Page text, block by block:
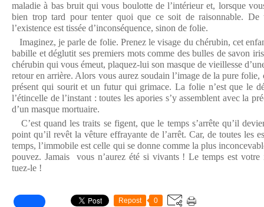
maladie à bas bruit qui vous boulotte de l’intérieur et, lorsque
bien trop tard pour tenter quoi que ce soit de raisonnable. De
l’existence est tissée d’inconséquence, sinon de folie.
Imaginez, je parle de folie. Prenez le visage du chérubin, cet
babille et déglutit ses premiers mots comme des bulles de savon
chérubin qui vous émeut, plaquez-lui son masque de vieillesse
retour en arrière. Alors vous aurez soudain l’image de la pure folie,
présent qui sourit et un futur qui grimace. La folie n’est que le
l’étincelle de l’instant : toutes les apories s’y assemblent avec la
d’un masque mortuaire.
C’est quand les traits se figent, que le temps s’arrête qu’il
point qu’il revêt la vêture effrayante de l’arrêt. Car, de toutes les
temps, l’immobile est celle qui se donne comme la plus
pouvez. Jamais vous n’aurez été si vivants ! Le temps est votre
tuez-le !
Repost 0